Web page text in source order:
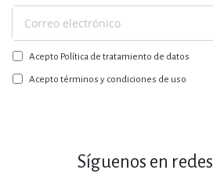
Suscríbase
a
nuestro
boletín:
Acepto Política de tratamiento de datos
Acepto términos y condiciones de uso
Síguenos en